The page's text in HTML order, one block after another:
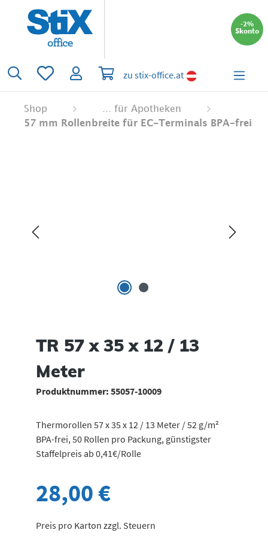
springen
-2%
Skonto
Du hast 0 Produkte auf dem Merkzettel
Warenkorb enthält 0 Positionen. Der
zu stix-office.at
Shop
... für Apotheken
57 mm Rollenbreite für EC-Terminals BPA-frei
TR 57 x 35 x 12 / 13
Meter
Produktnummer:55057-10009
Thermorollen 57 x 35 x 12 / 13 Meter / 52 g/m²
BPA-frei, 50 Rollen pro Packung, günstigster
Staffelpreis ab 0,41€/Rolle
28,00 €
Preis pro Karton zzgl. Steuern